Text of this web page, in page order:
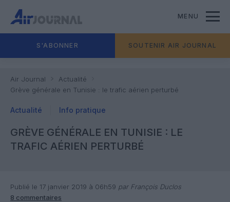
MENU
S'ABONNER SOUTENIR AIR JOURNAL
Air Journal
Actualité
Grève générale en Tunisie : le trafic aérien perturbé
Actualité Info pratique
GRÈVE GÉNÉRALE EN TUNISIE : LE
TRAFIC AÉRIEN PERTURBÉ
Publié le 17 janvier 2019 à 06h59 par François Duclos
8 commentaires